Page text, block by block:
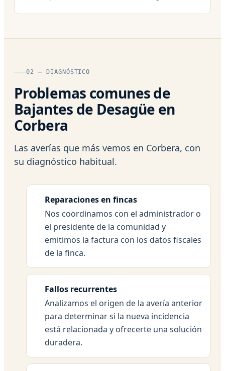
02 — DIAGNÓSTICO
Problemas comunes de
Bajantes de Desagüe en
Corbera
Las averías que más vemos en Corbera, con
su diagnóstico habitual.
Reparaciones en fincas
Nos coordinamos con el administrador o
el presidente de la comunidad y
emitimos la factura con los datos fiscales
de la finca.
Fallos recurrentes
Analizamos el origen de la avería anterior
para determinar si la nueva incidencia
está relacionada y ofrecerte una solución
duradera.